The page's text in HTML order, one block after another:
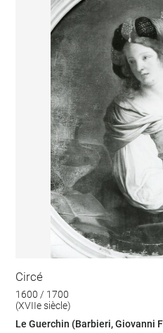
Circé
1600 / 1700
(XVIIe siècle)